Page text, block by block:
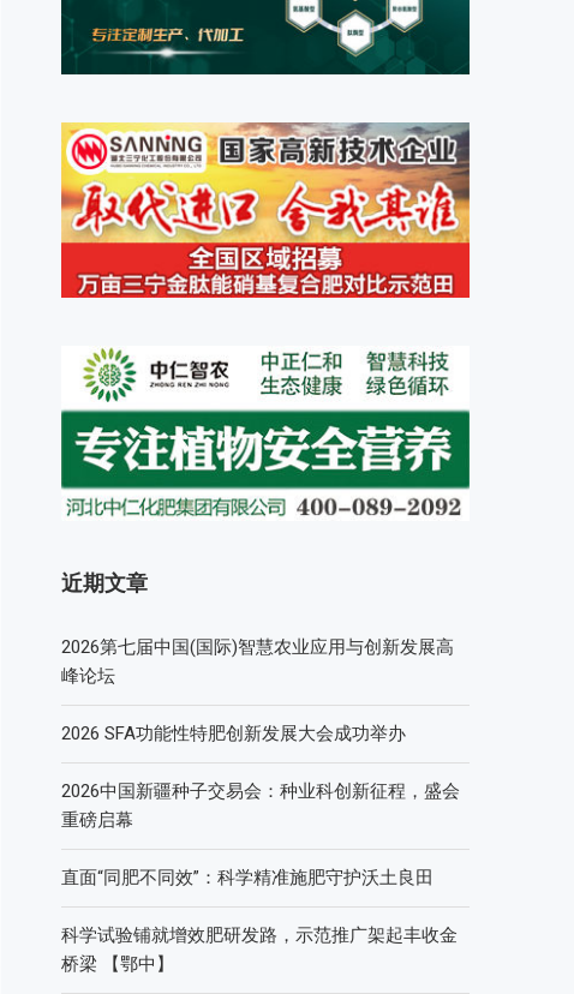
近期文章
2026第七届中国(国际)智慧农业应用与创新发展高
峰论坛
2026 SFA功能性特肥创新发展大会成功举办
2026中国新疆种子交易会：种业科创新征程，盛会
重磅启幕
直面“同肥不同效”：科学精准施肥守护沃土良田
科学试验铺就增效肥研发路，示范推广架起丰收金
桥梁 【鄂中】